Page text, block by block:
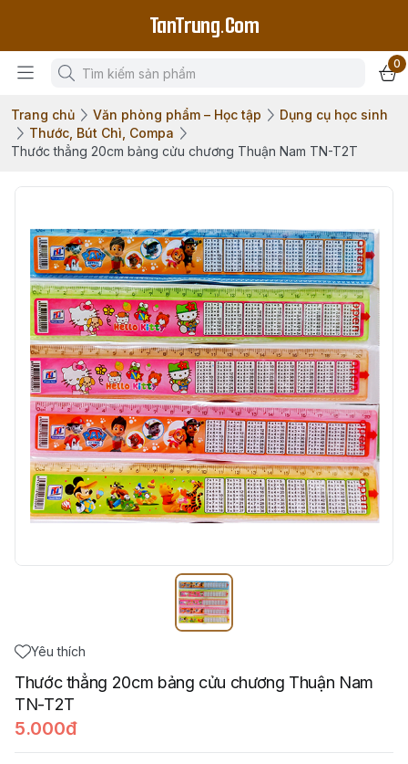
TanTrung.Com
0
Trang chủ Văn phòng phẩm – Học tập
Dụng cụ học sinh
Thước, Bút Chì, Compa
Thước thẳng 20cm bảng cửu chương Thuận Nam TN-T2T
Yêu thích
Thước thẳng 20cm bảng cửu chương Thuận Nam
TN-T2T
5.000đ